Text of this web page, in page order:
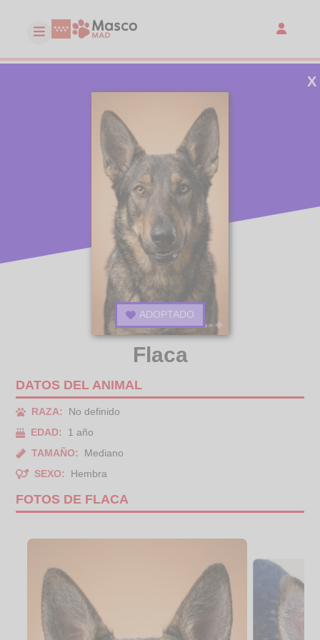
ADOPTADO
X
Flaca
DATOS DEL ANIMAL
RAZA:
No definido
EDAD:
1 año
TAMAÑO:
Mediano
SEXO:
Hembra
FOTOS DE FLACA